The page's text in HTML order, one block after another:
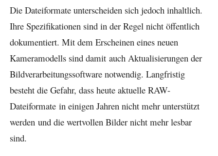
Die Dateiformate unterscheiden sich jedoch inhaltlich.
Ihre Spezifikationen sind in der Regel nicht öffentlich
dokumentiert. Mit dem Erscheinen eines neuen
Kameramodells sind damit auch Aktualisierungen der
Bildverarbeitungssoftware notwendig. Langfristig
besteht die Gefahr, dass heute aktuelle RAW-
Dateiformate in einigen Jahren nicht mehr unterstützt
werden und die wertvollen Bilder nicht mehr lesbar
sind.